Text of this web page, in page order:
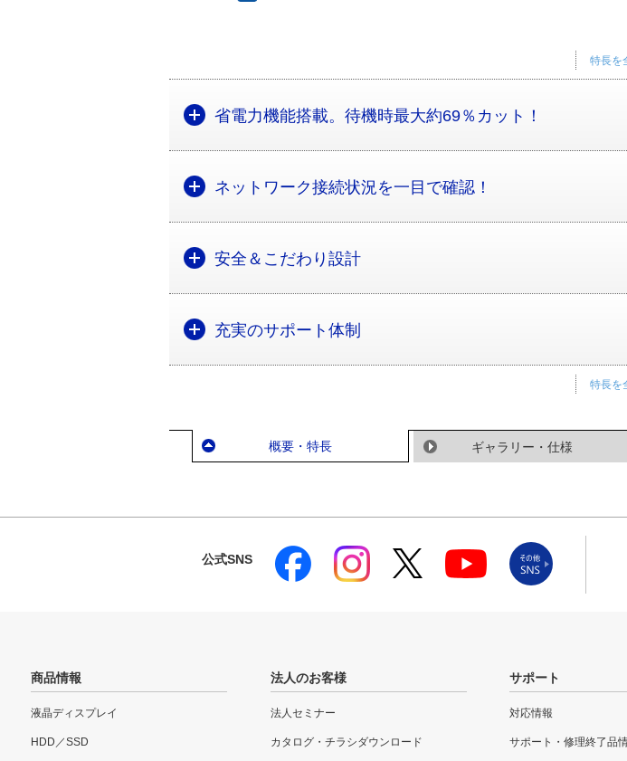
特長を
省電力機能搭載。待機時最大約69％カット！
ネットワーク接続状況を一目で確認！
安全＆こだわり設計
充実のサポート体制
特長を
概要・特長 ギャラリー・仕様
公式SNS
商品情報
液晶ディスプレイ
HDD／SSD
法人のお客様
法人セミナー
カタログ・チラシダウンロード
サポート
対応情報
サポート・修理終了品